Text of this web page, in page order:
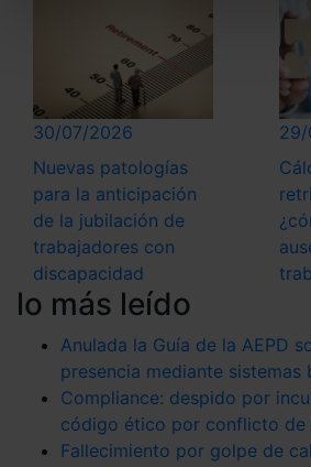
todas las cookies excepto
También puedesconfigurar las
seleccionar solo aquellas que
navegador. Si no seleccionas
las que sean indispensables para
Saber más acerca de las cookies
30/07/2026
Nuevas patologías
para la anticipación
de la jubilación de
trabajadores con
discapacidad
lo más leído
Anulada la Guía de la AEPD
presencia mediante sistemas
Compliance: despido por
código ético por conflicto de
Fallecimiento por golpe de